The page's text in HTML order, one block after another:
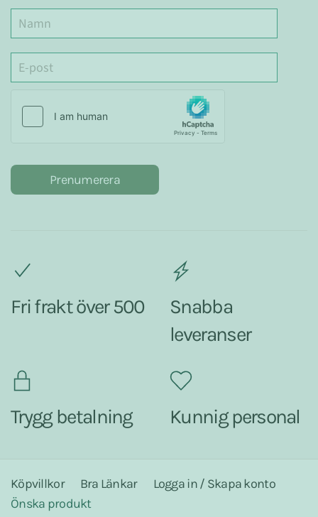
Prenumerera
Fri frakt över 500
Snabba
leveranser
Trygg betalning Kunnig personal
Köpvillkor Bra Länkar
Logga in / Skapa konto
Önska produkt